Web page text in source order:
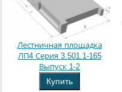
Лестничная площадка
ЛП4 Серия 3.501.1-165
Выпуск 1-2
Купить